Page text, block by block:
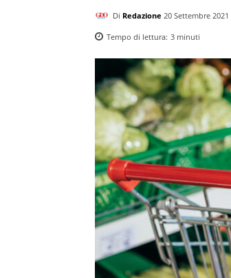
Di Redazione 20 Settembre 2021
Tempo di lettura: 3 minuti